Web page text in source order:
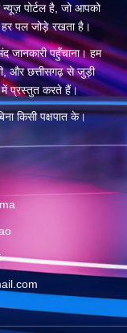
पोर्टल है, जो आपको
पल जोड़े रखता है।
जानकारी पहुँचाना। हम
और छत्तीसगढ़ से जुड़ी
में प्रस्तुत करते हैं।
किसी पक्षपात के।